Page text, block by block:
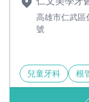
高雄市仁武區
號
兒童牙科 根